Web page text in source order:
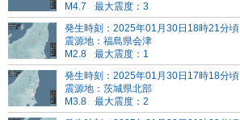
M4.7
最大震度：3
発生時刻：2025年01月30日18時21分頃
震源地：福島県会津
M2.8
最大震度：1
発生時刻：2025年01月30日17時18分頃
震源地：茨城県北部
M3.8
最大震度：2